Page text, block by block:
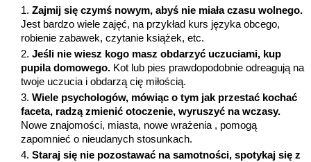
Zajmij się czymś nowym, abyś nie miała czasu wolnego.
Jest bardzo wiele zajęć, na przykład kurs języka obcego,
robienie zabawek, czytanie książek, etc.
Jeśli nie wiesz kogo masz obdarzyć uczuciami, kup
pupila domowego. Kot lub pies prawdopodobnie odreagują na
twoje uczucia i obdarzą cię miłością.
Wiele psychologów, mówiąc o tym jak przestać kochać
faceta, radzą zmienić otoczenie, wyruszyć na wczasy.
Nowe znajomości, miasta, nowe wrażenia , pomogą
zapomnieć o nieudanych stosunkach.
Staraj się nie pozostawać na samotności, spotykaj się z